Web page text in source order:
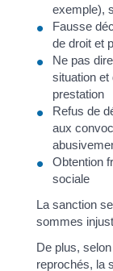
exemple),
Fausse
de droit et
Ne pas
situation
prestation
Refus de
aux
Obtention
sociale
La sanction
sommes
De plus,
reprochés, la